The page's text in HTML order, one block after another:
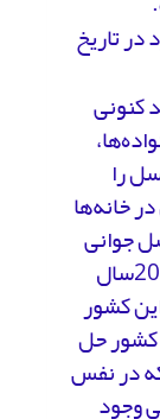
تاریخ
کنونی
را
خانه‌ها
جوانی
که امروز داریم، اگر در ده سال آینده، 20سال
کشور
کشور حل
در نفس
وجود